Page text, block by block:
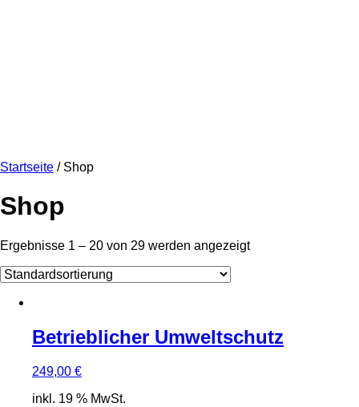
Startseite / Shop
Shop
Ergebnisse 1 – 20 von 29 werden angezeigt
Betrieblicher Umweltschutz
249,00 €
inkl. 19 % MwSt.